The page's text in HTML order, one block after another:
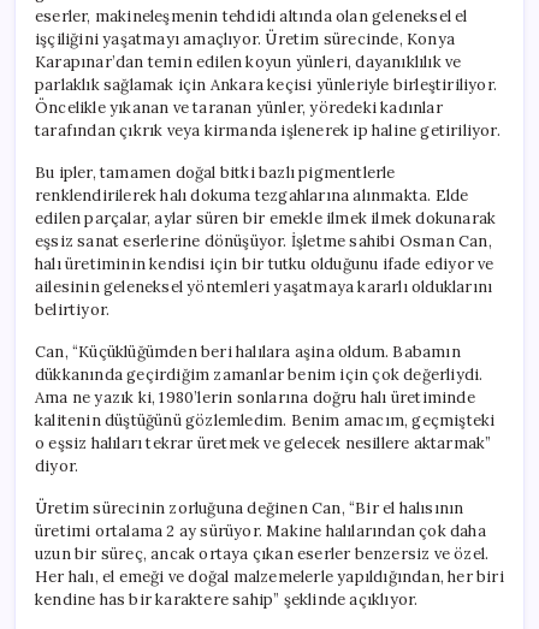
eserler, makineleşmenin tehdidi altında olan geleneksel el
işçiliğini yaşatmayı amaçlıyor. Üretim sürecinde, Konya
Karapınar’dan temin edilen koyun yünleri, dayanıklılık ve
parlaklık sağlamak için Ankara keçisi yünleriyle birleştiriliyor.
Öncelikle yıkanan ve taranan yünler, yöredeki kadınlar
tarafından çıkrık veya kirmanda işlenerek ip haline getiriliyor.
Bu ipler, tamamen doğal bitki bazlı pigmentlerle
renklendirilerek halı dokuma tezgahlarına alınmakta. Elde
edilen parçalar, aylar süren bir emekle ilmek ilmek dokunarak
eşsiz sanat eserlerine dönüşüyor. İşletme sahibi Osman Can,
halı üretiminin kendisi için bir tutku olduğunu ifade ediyor ve
ailesinin geleneksel yöntemleri yaşatmaya kararlı olduklarını
belirtiyor.
Can, “Küçüklüğümden beri halılara aşina oldum. Babamın
dükkanında geçirdiğim zamanlar benim için çok değerliydi.
Ama ne yazık ki, 1980’lerin sonlarına doğru halı üretiminde
kalitenin düştüğünü gözlemledim. Benim amacım, geçmişteki
o eşsiz halıları tekrar üretmek ve gelecek nesillere aktarmak”
diyor.
Üretim sürecinin zorluğuna değinen Can, “Bir el halısının
üretimi ortalama 2 ay sürüyor. Makine halılarından çok daha
uzun bir süreç, ancak ortaya çıkan eserler benzersiz ve özel.
Her halı, el emeği ve doğal malzemelerle yapıldığından, her biri
kendine has bir karaktere sahip” şeklinde açıklıyor.